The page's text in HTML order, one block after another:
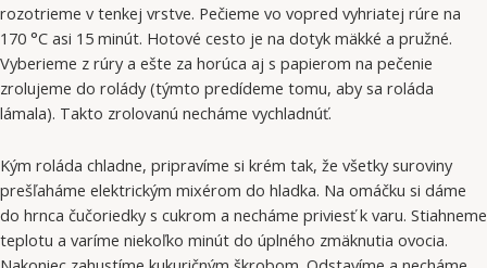
rozotrieme v tenkej vrstve. Pečieme vo vopred vyhriatej rúre na
170 °C asi 15 minút. Hotové cesto je na dotyk mäkké a pružné.
Vyberieme z rúry a ešte za horúca aj s papierom na pečenie
zrolujeme do rolády (týmto predídeme tomu, aby sa roláda
lámala). Takto zrolovanú necháme vychladnúť.
Kým roláda chladne, pripravíme si krém tak, že všetky suroviny
prešľaháme elektrickým mixérom do hladka. Na omáčku si dáme
do hrnca čučoriedky s cukrom a necháme priviesť k varu. Stiahneme
teplotu a varíme niekoľko minút do úplného zmäknutia ovocia.